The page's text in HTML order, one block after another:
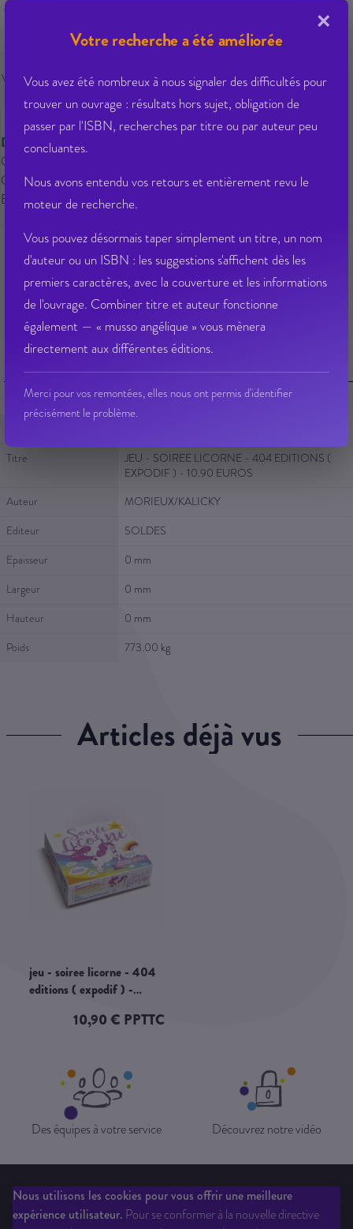
Votre recherche a été améliorée
Vous avez été nombreux à nous signaler des difficultés pour
trouver un ouvrage : résultats hors sujet, obligation de
passer par l'ISBN, recherches par titre ou par auteur peu
concluantes.
Nous avons entendu vos retours et entièrement revu le
moteur de recherche.
Vous pouvez désormais taper simplement un titre, un nom
d'auteur ou un ISBN : les suggestions s'affichent dès les
premiers caractères, avec la couverture et les informations
de l'ouvrage. Combiner titre et auteur fonctionne
également — « musso angélique » vous mènera
directement aux différentes éditions.
Merci pour vos remontées, elles nous ont permis d'identifier
précisément le problème.
×
Nous utilisons les cookies pour vous offrir une meilleure
expérience utilisateur. Pour se conformer à la nouvelle directive
10,90 € PPTTC
Veuillez vousconnecterpour ajouter
au panier cet article.
Disponible
Qté dispo en magasin : 80
Gisement : 01-800-N
Etat Dilicom : Disponible
Ajouter à ma liste d’envie
Envoyer à un ami
Poser une question sur cet article
Partager sur Facebook
Fiche Technique
Titre
JEU - SOIREE LICORNE - 404 EDITIONS (
EXPODIF ) - 10.90 EUROS
Auteur
MORIEUX/KALICKY
Editeur
SOLDES
Epaisseur
0 mm
Largeur
0 mm
Hauteur
0 mm
Poids
773.00 kg
articles déjà vus
jeu - soiree licorne - 404
editions ( expodif ) -
10,90 € PPTTC
Des équipes à votre service Découvrez notre vidéo
Qui sommes-nous?Liste des éditeursInscription newsletter
Questions fréquentes CGV Ouverture de compte Mentions légales